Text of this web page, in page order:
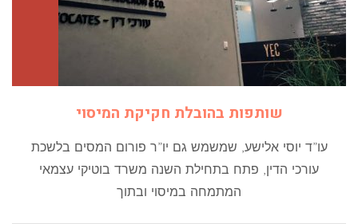
שותפות בהובלת חקיקת המיסוי
עו”ד יוסי אלישע, שמשמש גם יו”ר פורום המסים בלשכת
עורכי הדין, פתח בתחילת השנה משרד בוטיקי עצמאי
המתמחה במיסוי ובתוך